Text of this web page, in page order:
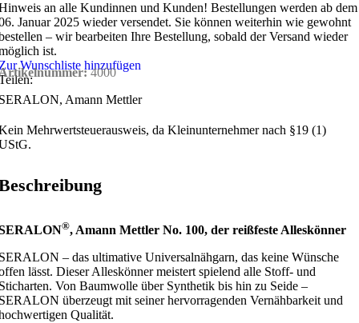
an alle Kundinnen und Kunden! Bestellungen werden ab dem
Januar 2025 wieder versendet. Sie können weiterhin wie gewohnt
– wir bearbeiten Ihre Bestellung, sobald der Versand wieder
ist.
Wunschliste hinzufügen
4000
Amann Mettler
Mehrwertsteuerausweis, da Kleinunternehmer nach §19 (1)
®, Amann Mettler No. 100, der reißfeste Alleskönner
– das ultimative Universalnähgarn, das keine Wünsche
lässt. Dieser Alleskönner meistert spielend alle Stoff- und
Von Baumwolle über Synthetik bis hin zu Seide –
überzeugt mit seiner hervorragenden Vernähbarkeit und
Qualität.